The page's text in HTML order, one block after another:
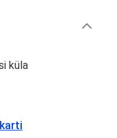
küla